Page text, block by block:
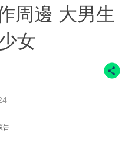
周邊 大男生
女
告